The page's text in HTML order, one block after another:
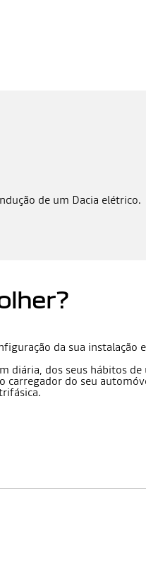
de um Dacia elétrico.
da sua instalação
diária, dos seus hábitos de
carregador do seu